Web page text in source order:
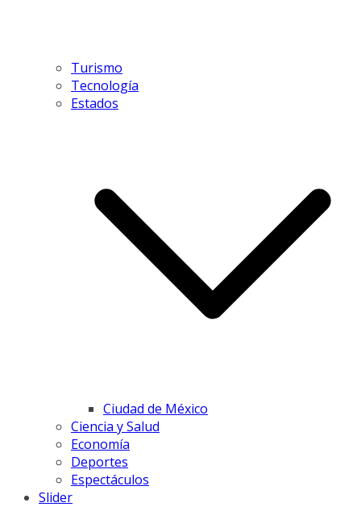
Turismo
Tecnología
Estados
Ciudad de México
Ciencia y Salud
Economía
Deportes
Espectáculos
Slider